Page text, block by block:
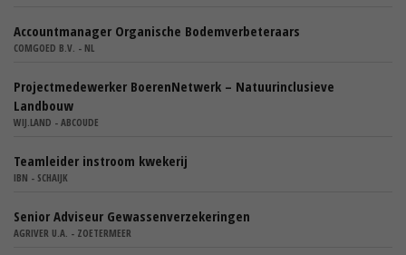
Accountmanager Organische Bodemverbeteraars
COMGOED B.V. - NL
Projectmedewerker BoerenNetwerk – Natuurinclusieve
Landbouw
WIJ.LAND - ABCOUDE
Teamleider instroom kwekerij
IBN - SCHAIJK
Senior Adviseur Gewassenverzekeringen
AGRIVER U.A. - ZOETERMEER